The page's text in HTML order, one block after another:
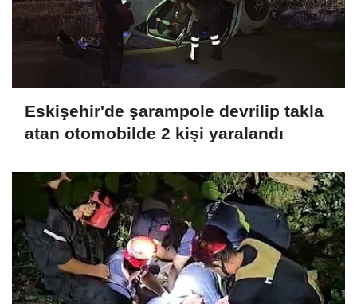
Eskişehir'de şarampole devrilip takla
atan otomobilde 2 kişi yaralandı